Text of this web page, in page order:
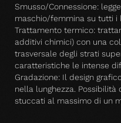
Smusso/Connessione:
maschio/femmina su tutti i
Trattamento termico:
additivi chimici) con una
trasversale degli strati
caratteristiche le intense
Gradazione: Il design
nella lunghezza.
stuccati al massimo di un